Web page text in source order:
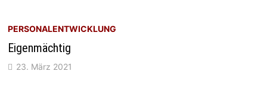
PERSONALENTWICKLUNG
Eigenmächtig
23. März 2021